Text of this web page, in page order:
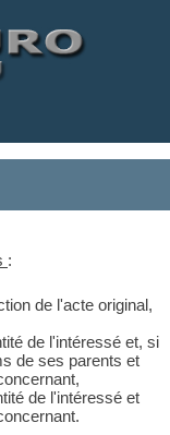
:
de l'acte original,
de l'intéressé et, si
de ses parents et
de l'intéressé et